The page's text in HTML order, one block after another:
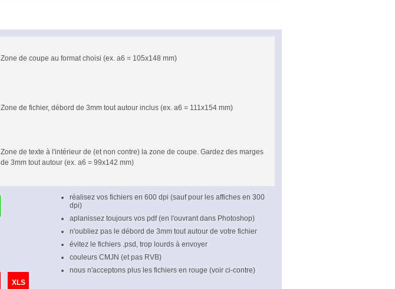
Zone de coupe au format choisi (ex. a6 = 105x148 mm)
Zone de fichier, débord de 3mm tout autour inclus (ex. a6 = 111x154 mm)
Zone de texte à l'intérieur de (et non contre) la zone de coupe. Gardez des marges
de 3mm tout autour (ex. a6 = 99x142 mm)
XLS
réalisez vos fichiers en 600 dpi (sauf pour les affiches en 300
dpi)
aplanissez toujours vos pdf (en l'ouvrant dans Photoshop)
n'oubliez pas le débord de 3mm tout autour de votre fichier
évitez le fichiers .psd, trop lourds à envoyer
couleurs CMJN (et pas RVB)
nous n'acceptons plus les fichiers en rouge (voir ci-contre)